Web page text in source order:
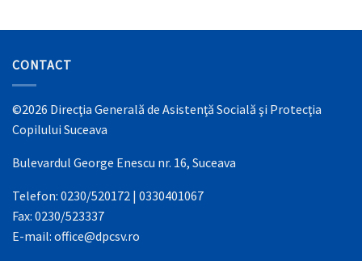
CONTACT
©2026 Direcţia Generală de Asistenţă Socială şi Protecţia
Copilului Suceava
Bulevardul George Enescu nr. 16, Suceava
Telefon: 0230/520172 | 0330401067
Fax: 0230/523337
E-mail: office@dpcsv.ro